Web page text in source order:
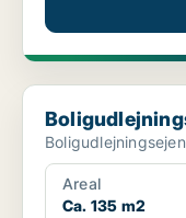
Areal
Ca. 135 m2